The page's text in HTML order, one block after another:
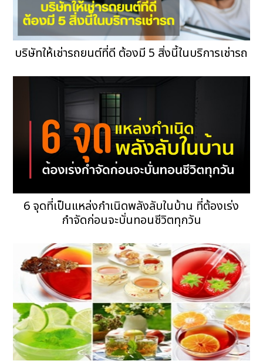
บริษัทให้เช่ารถยนต์ที่ดี ต้องมี 5 สิ่งนี้ในบริการเช่ารถ
6 จุดที่เป็นแหล่งกำเนิดพลังลับในบ้าน ที่ต้องเร่ง
กำจัดก่อนจะบั่นทอนชีวิตทุกวัน